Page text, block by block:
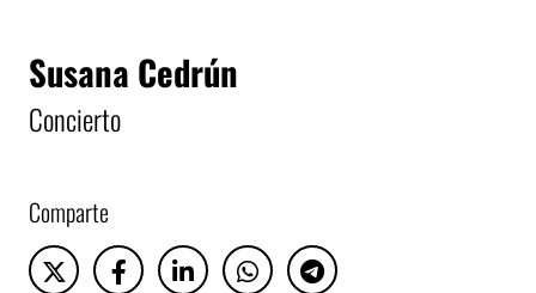
Susana Cedrún
Concierto
Comparte